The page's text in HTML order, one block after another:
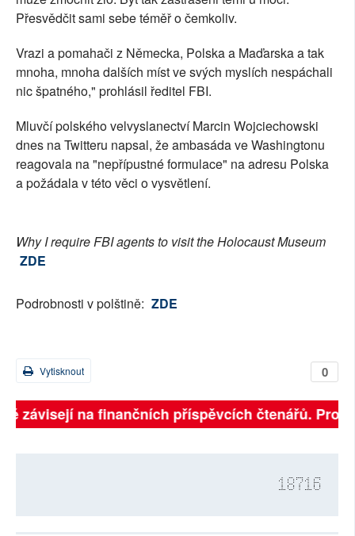
Přesvědčit sami sebe téměř o čemkoliv.
Vrazi a pomahači z Německa, Polska a Maďarska a tak
mnoha, mnoha dalších míst ve svých myslích nespáchali
nic špatného," prohlásil ředitel FBI.
Mluvčí polského velvyslanectví Marcin Wojciechowski
dnes na Twitteru napsal, že ambasáda ve Washingtonu
reagovala na "nepřípustné formulace" na adresu Polska
a požádala v této věci o vysvětlení.
Why I require FBI agents to visit the Holocaust Museum
ZDE
Podrobnosti v polštině: ZDE
0
Vytisknout
závisejí na finančních příspěvcích čtenářů.
18716